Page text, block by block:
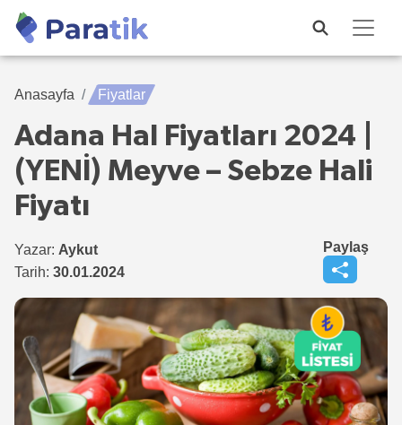
Anasayfa Fiyatlar
Adana Hal Fiyatları 2024 |
(YENİ) Meyve – Sebze Hali
Fiyatı
Yazar: Aykut
Tarih: 30.01.2024
Paylaş